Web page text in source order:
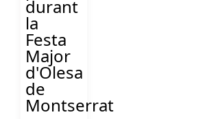
durant
la
Festa
Major
d'Olesa
de
Montserrat